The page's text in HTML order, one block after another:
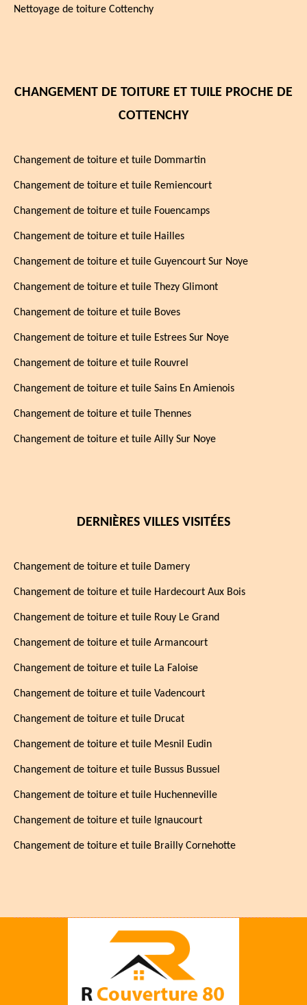
Nettoyage de toiture Cottenchy
CHANGEMENT DE TOITURE ET TUILE PROCHE DE
COTTENCHY
Changement de toiture et tuile Dommartin
Changement de toiture et tuile Remiencourt
Changement de toiture et tuile Fouencamps
Changement de toiture et tuile Hailles
Changement de toiture et tuile Guyencourt Sur Noye
Changement de toiture et tuile Thezy Glimont
Changement de toiture et tuile Boves
Changement de toiture et tuile Estrees Sur Noye
Changement de toiture et tuile Rouvrel
Changement de toiture et tuile Sains En Amienois
Changement de toiture et tuile Thennes
Changement de toiture et tuile Ailly Sur Noye
DERNIÈRES VILLES VISITÉES
Changement de toiture et tuile Damery
Changement de toiture et tuile Hardecourt Aux Bois
Changement de toiture et tuile Rouy Le Grand
Changement de toiture et tuile Armancourt
Changement de toiture et tuile La Faloise
Changement de toiture et tuile Vadencourt
Changement de toiture et tuile Drucat
Changement de toiture et tuile Mesnil Eudin
Changement de toiture et tuile Bussus Bussuel
Changement de toiture et tuile Huchenneville
Changement de toiture et tuile Ignaucourt
Changement de toiture et tuile Brailly Cornehotte